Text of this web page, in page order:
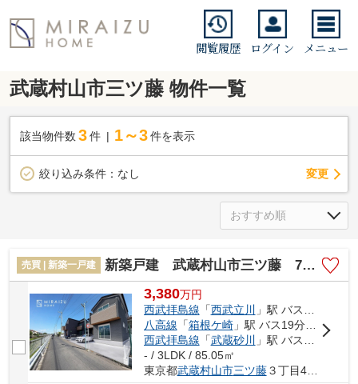
閲覧履歴 ログイン メニュー
武蔵村山市三ツ藤 物件一覧
該当物件数 3件 1～3 件を表示
絞り込み条件： なし 変更
売買 | 新築一戸建 新築戸建 武蔵村山市三ツ藤 7期 全2棟
3,380万円
西武拝島線 「西武立川
」駅 バス9分 「残堀」 停歩6分
八高線 「箱根ケ崎」駅 バス19分 「三ツ藤」 停歩6分
西武拝島線 「武蔵砂川
」駅 バス15分 「三ツ藤」 停歩6分
- / 3LDK / 85.05㎡
東京都武蔵村山市三ツ藤３丁目43-16